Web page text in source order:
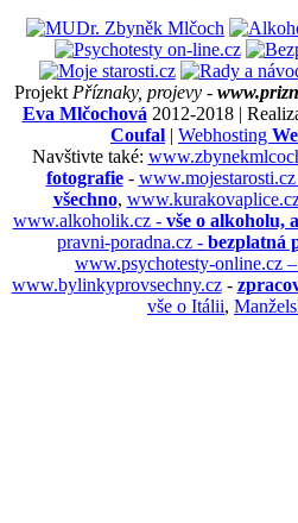
Projekt Příznaky, projevy -
Eva Mlčochová 2012-2018 |
Coufal | Webhosting
Navštivte také:
fotografie-
všechno,
www.alkoholik.cz - vše o alkoholu,
pravni-poradna.cz - bezplatná
www.psychotesty-online.cz –
www.bylinkyprovsechny.cz-
vše o Itálii,